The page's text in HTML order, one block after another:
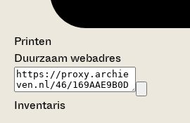
Printen
Duurzaam webadres
Inventaris